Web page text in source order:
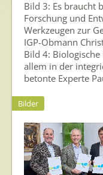
Bild 3: Es braucht
Forschung und
Werkzeugen zur
IGP-Obmann
Bild 4:
allem in der
betonte Experte
Bilder